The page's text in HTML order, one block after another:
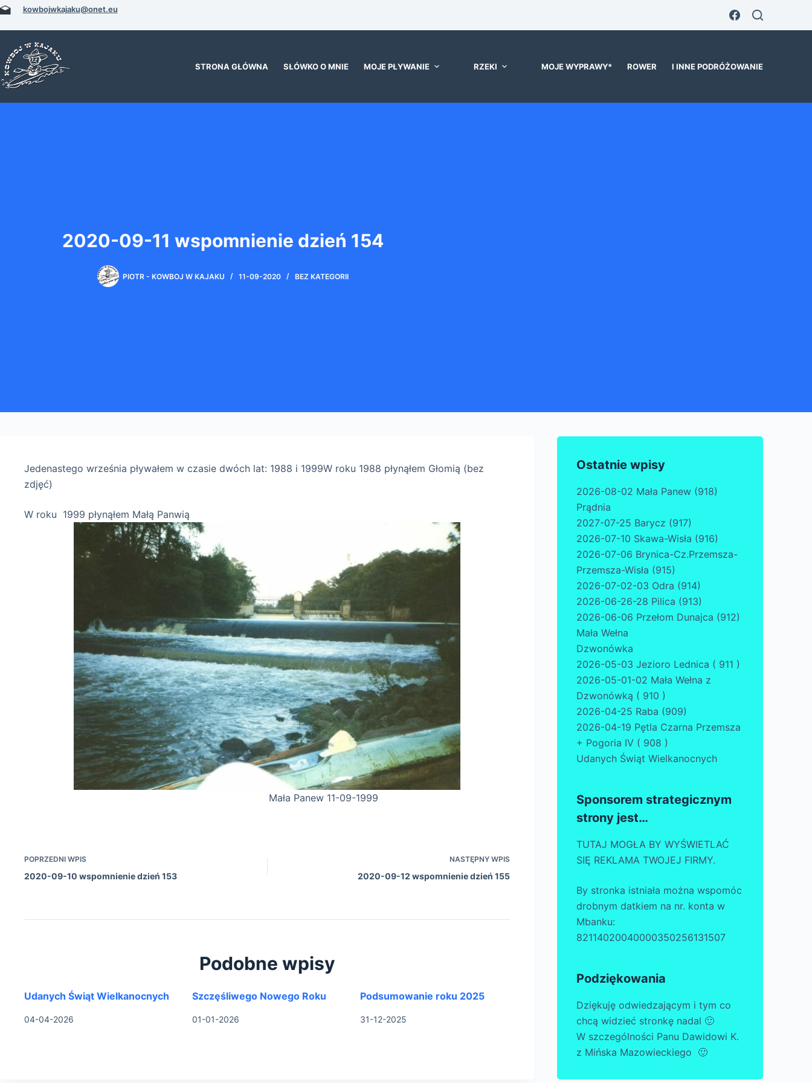
Przejdźkowbojwkajaku@onet.eu
STRONA GŁÓWNA SŁÓWKO O MNIE MOJE PŁYWANIE RZEKI MOJE WYPRAWY* ROWER I INNE PODRÓŻOWANIE
2020-09-11 wspomnienie dzień 154
PIOTR - KOWBOJ W KAJAKU 11-09-2020 BEZ KATEGORII
Jedenastego września pływałem w czasie dwóch lat: 1988 i 1999W roku 1988 płynąłem Głomią (bez
zdjęć)
W roku 1999 płynąłem Małą Panwią
Mała Panew 11-09-1999
POPRZEDNI WPIS
2020-09-10 wspomnienie dzień 153
NASTĘPNYWPIS
2020-09-12 wspomnienie dzień 155
Podobne wpisy
Udanych Świąt Wielkanocnych
04-04-2026
Szczęśliwego Nowego Roku
01-01-2026
Podsumowanie roku 2025
31-12-2025
Ostatnie wpisy
2026-08-02 Mała Panew (918)
Prądnia
2027-07-25 Barycz (917)
2026-07-10 Skawa-Wisła (916)
2026-07-06 Brynica-Cz.Przemsza-
Przemsza-Wisła (915)
2026-07-02-03 Odra (914)
2026-06-26-28 Pilica (913)
2026-06-06 Przełom Dunajca (912)
Mała Wełna
Dzwonówka
2026-05-03 Jezioro Lednica ( 911 )
2026-05-01-02 Mała Wełna z
Dzwonówką ( 910 )
2026-04-25 Raba (909)
2026-04-19 Pętla Czarna Przemsza
+ Pogoria IV ( 908 )
Udanych Świąt Wielkanocnych
Sponsorem strategicznym
strony jest…
TUTAJ MOGŁA BY WYŚWIETLAĆ
SIĘ REKLAMA TWOJEJ FIRMY.
By stronka istniała można wspomóc
drobnym datkiem na nr. konta w
Mbanku:
82114020040000350256131507
Podziękowania
Dziękuję odwiedzającym i tym co
chcą widzieć stronkę nadal 🙂
W szczególności Panu Dawidowi K.
z Mińska Mazowieckiego 🙂